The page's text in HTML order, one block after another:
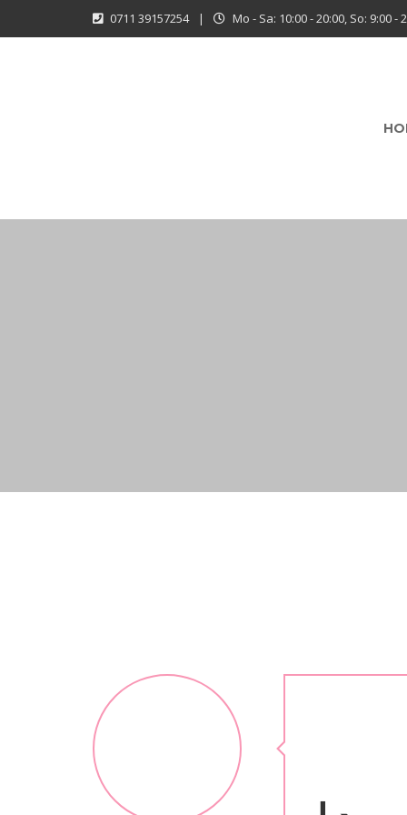
0711 39157254 | Mo - Sa: 10:00 - 20:00, So: 9:00 -